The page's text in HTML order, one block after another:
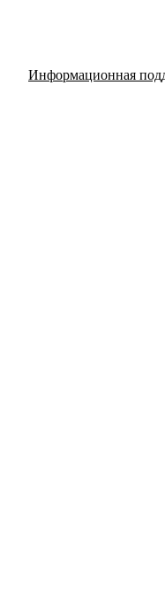
Информационная